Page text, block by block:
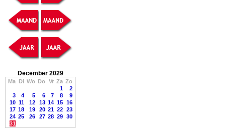
December 2029
Ma Di Wo Do Vr Za Zo
1
2
3
4 5 6 7 8
9
10 11 12 13 14 15 16
17 18 19 20 21 22 23
24 25 26 27 28 29 30
31